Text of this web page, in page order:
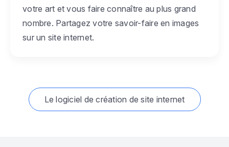
votre art et vous faire connaître au plus grand
nombre. Partagez votre savoir-faire en images
sur un site internet.
Le logiciel de création de site internet